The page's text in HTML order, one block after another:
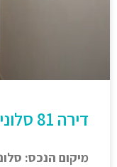
דירה 81 סלוניקי
מיקום הנכס: